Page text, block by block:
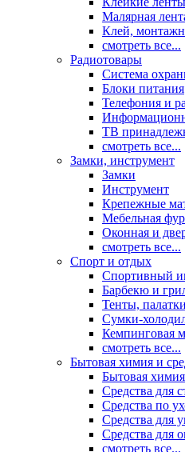
Малярная
Клей,
смотреть все...
Радиотовары
Система
Блоки питания
Телефония и
ТВ
смотреть все...
Замки, инструмент
Замки
Инструмент
Крепежные
Мебельная
Оконная и
смотреть все...
Спорт и отдых
Спортивный
Барбекю и
Тенты,
Сумки-
Кемпинговая
смотреть все...
Бытовая химия и
Бытовая
Средства для
Средства по
Средства для
Средства для
смотреть все...